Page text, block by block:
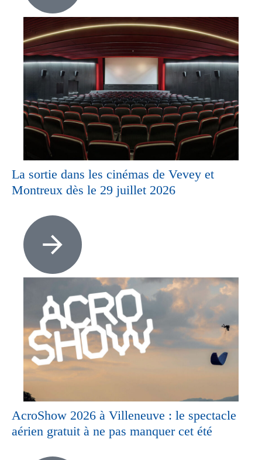
La sortie dans les cinémas de Vevey et
Montreux dès le 29 juillet 2026
AcroShow 2026 à Villeneuve : le spectacle
aérien gratuit à ne pas manquer cet été